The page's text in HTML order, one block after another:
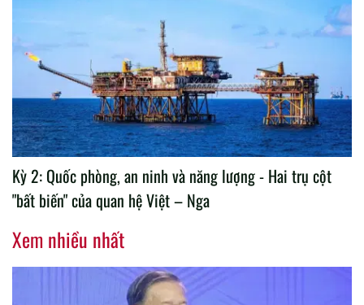
Kỳ 2: Quốc phòng, an ninh và năng lượng - Hai trụ cột
"bất biến" của quan hệ Việt – Nga
Xem nhiều nhất